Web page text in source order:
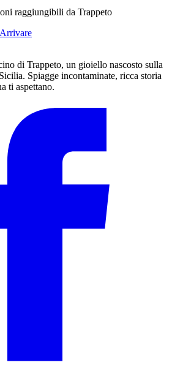
raggiungibili da Trappeto
di Trappeto, un gioiello nascosto sulla
Spiagge incontaminate, ricca storia
ti aspettano.